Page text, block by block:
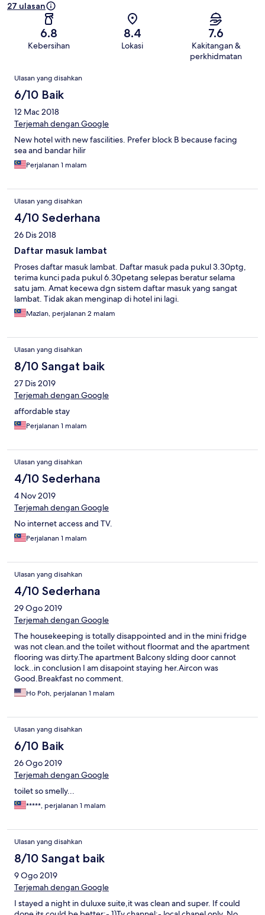
27 ulasan
6.8
Kebersihan
8.4
Lokasi
7.6
Kakitangan &
perkhidmatan
Ulasan
Ulasan yang disahkan
6/10 Baik
12 Mac 2018
Terjemah dengan Google
New hotel with new fascilities. Prefer block B because facing
sea and bandar hilir
Perjalanan 1 malam
Ulasan yang disahkan
4/10 Sederhana
26 Dis 2018
Daftar masuk lambat
Proses daftar masuk lambat. Daftar masuk pada pukul 3.30ptg,
terima kunci pada pukul 6.30petang selepas beratur selama
satu jam. Amat kecewa dgn sistem daftar masuk yang sangat
lambat. Tidak akan menginap di hotel ini lagi.
Mazlan, perjalanan 2 malam
Ulasan yang disahkan
8/10 Sangat baik
27 Dis 2019
Terjemah dengan Google
affordable stay
Perjalanan 1 malam
Ulasan yang disahkan
4/10 Sederhana
4 Nov 2019
Terjemah dengan Google
No internet access and TV.
Perjalanan 1 malam
Ulasan yang disahkan
4/10 Sederhana
29 Ogo 2019
Terjemah dengan Google
The housekeeping is totally disappointed and in the mini fridge
was not clean.and the toilet without floormat and the apartment
flooring was dirty.The apartment Balcony slding door cannot
lock..in conclusion I am disapoint staying her.Aircon was
Good.Breakfast no comment.
Ho Poh, perjalanan 1 malam
Ulasan yang disahkan
6/10 Baik
26 Ogo 2019
Terjemah dengan Google
toilet so smelly...
*****, perjalanan 1 malam
Ulasan yang disahkan
8/10 Sangat baik
9 Ogo 2019
Terjemah dengan Google
I stayed a night in duluxe suite,it was clean and super. If could